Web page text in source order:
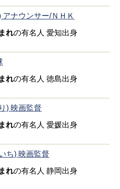
ナウンサー/ＮＨＫ
れの有名人 愛知出身
れの有名人 徳島出身
) 映画監督
れの有名人 愛媛出身
ち) 映画監督
れの有名人 静岡出身